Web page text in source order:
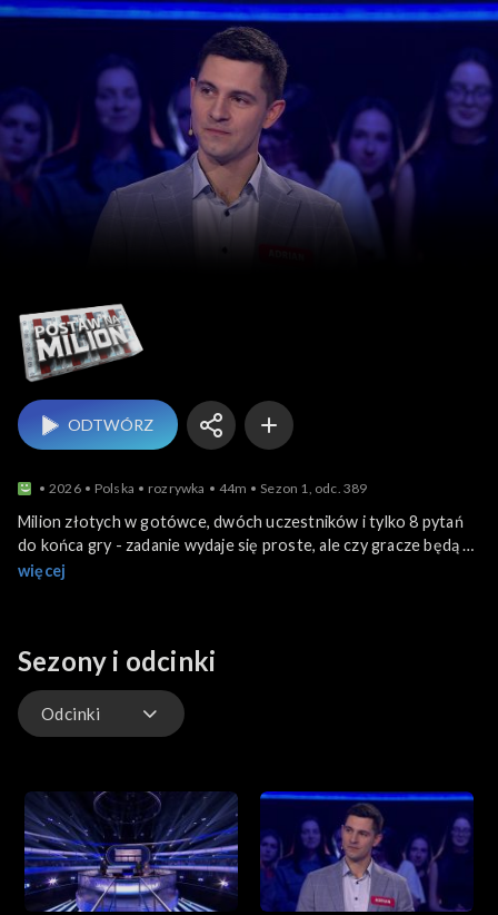
Postaw na milion
ODTWÓRZ
2026 Polska rozrywka 44m Sezon 1, odc. 389
Milion złotych w gotówce, dwóch uczestników i tylko 8 pytań
do końca gry - zadanie wydaje się proste, ale czy gracze będą w
stanie zachować zimną krew i ocalić milion?
więcej
Sezony i odcinki
Odcinki